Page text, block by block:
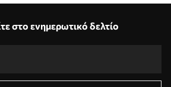
στο ενημερωτικό δελτίο